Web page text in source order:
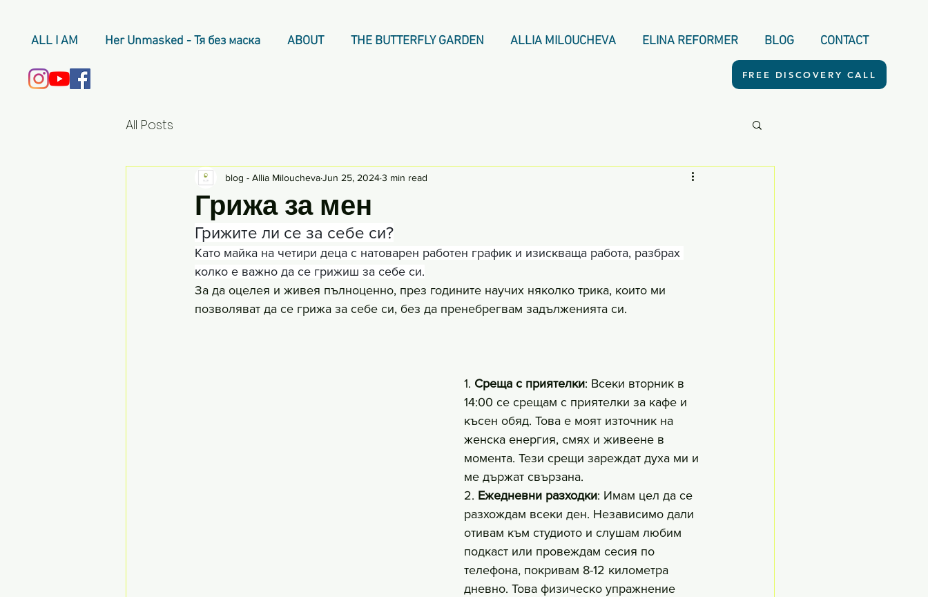
ALL I AM Her Unmasked - Тя без маска ABOUT THE BUTTERFLY GARDEN ALLIA MILOUCHEVA ELINA REFORMER BLOG CONTACT
FREE DISCOVERY CALL
All Posts
Грижа за мен
blog - Allia MilouchevaJun 25, 20243 min read
Грижите ли се за себе си?
Като майка на четири деца с натоварен работен график и изискваща работа, разбрах
колко е важно да се грижиш за себе си.
За да оцелея и живея пълноценно, през годините научих няколко трика, които ми
позволяват да се грижа за себе си, без да пренебрегвам задълженията си.
1. Среща с приятелки: Всеки вторник в
14:00 се срещам с приятелки за кафе и
късен обяд. Това е моят източник на
женска енергия, смях и живеене в
момента. Тези срещи зареждат духа ми и
ме държат свързана.
2. Ежедневни разходки: Имам цел да се
разхождам всеки ден. Независимо дали
отивам към студиото и слушам любим
подкаст или провеждам сесия по
телефона, покривам 8-12 километра
дневно. Това физическо упражнение